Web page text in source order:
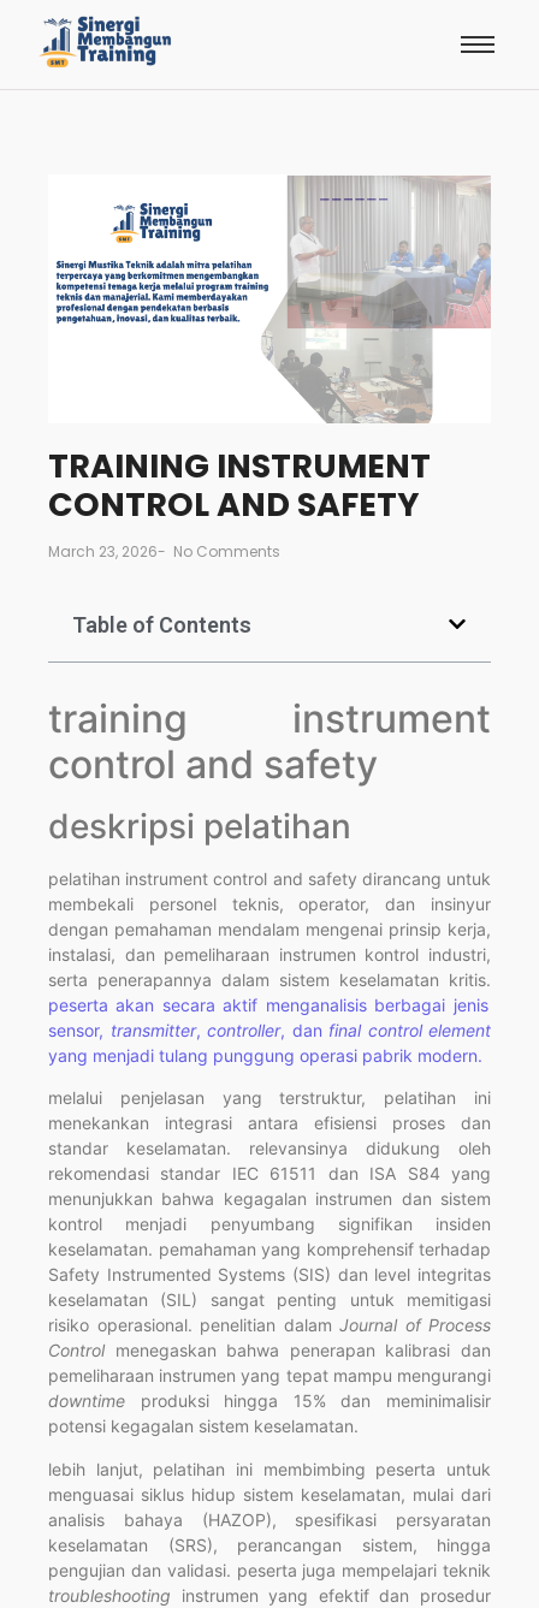
TRAINING INSTRUMENT
CONTROL AND SAFETY
March 23, 2026- No Comments
Table of Contents
training instrument
control and safety
deskripsi pelatihan
pelatihan instrument control and safety dirancang untuk
membekali personel teknis, operator, dan insinyur
dengan pemahaman mendalam mengenai prinsip kerja,
instalasi, dan pemeliharaan instrumen kontrol industri,
serta penerapannya dalam sistem keselamatan kritis.
peserta akan secara aktif menganalisis berbagai jenis
sensor, transmitter, controller, dan final control element
yang menjadi tulang punggung operasi pabrik modern.
melalui penjelasan yang terstruktur, pelatihan ini
menekankan integrasi antara efisiensi proses dan
standar keselamatan. relevansinya didukung oleh
rekomendasi standar IEC 61511 dan ISA S84 yang
menunjukkan bahwa kegagalan instrumen dan sistem
kontrol menjadi penyumbang signifikan insiden
keselamatan. pemahaman yang komprehensif terhadap
Safety Instrumented Systems (SIS) dan level integritas
keselamatan (SIL) sangat penting untuk memitigasi
risiko operasional. penelitian dalam Journal of Process
Controlmenegaskan bahwa penerapan kalibrasi dan
pemeliharaan instrumen yang tepat mampu mengurangi
downtime produksi hingga 15% dan meminimalisir
potensi kegagalan sistem keselamatan.
lebih lanjut, pelatihan ini membimbing peserta untuk
menguasai siklus hidup sistem keselamatan, mulai dari
analisis bahaya (HAZOP), spesifikasi persyaratan
keselamatan (SRS), perancangan sistem, hingga
pengujian dan validasi. peserta juga mempelajari teknik
troubleshooting instrumen yang efektif dan prosedur